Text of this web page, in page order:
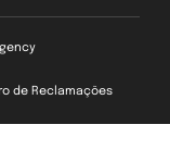
de Reclamações